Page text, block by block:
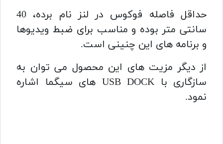
حداقل فاصله فوکوس در لنز نام برده، 40
سانتی متر بوده و مناسب برای ضبط ویدیوها
و برنامه های این چنینی است.
از دیگر مزیت های این محصول می توان به
سازگاری با USB DOCK های سیگما اشاره
نمود.